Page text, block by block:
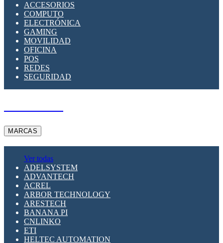
SUPRESOR DE TRANSIENTES SPDS PARA
APLICACIONES FOTOVOLTAICAS
ACCESORIOS
COMPUTO
ELECTRÓNICA
GAMING
MOVILIDAD
OFICINA
POS
REDES
SEGURIDAD
MARCAS
Ver todas
ADELSYSTEM
ADVANTECH
ACREL
ARBOR TECHNOLOGY
ARESTECH
BANANA PI
CNLINKO
ETI
HELTEC AUTOMATION